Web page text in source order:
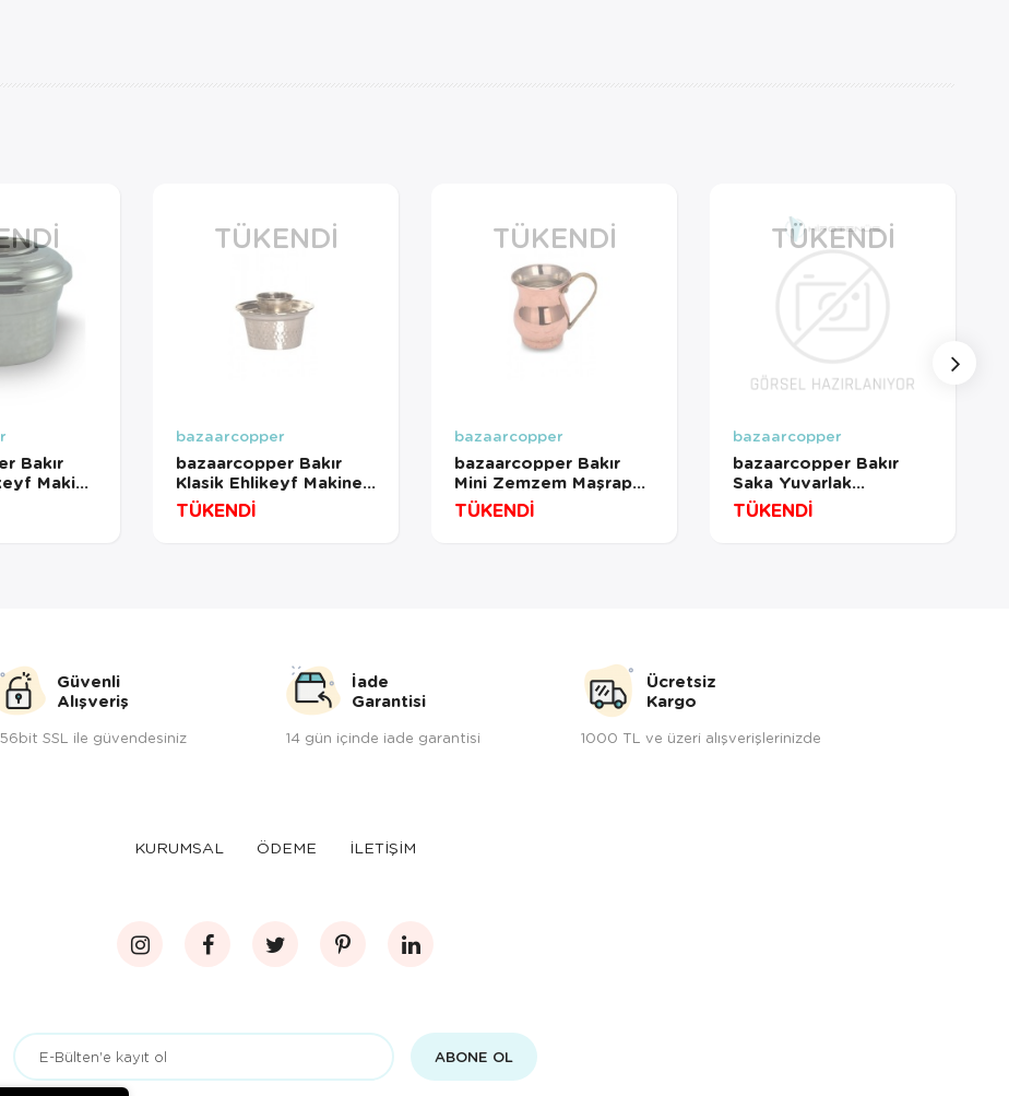
Bakır
Makine
Nikel
42
TÜKENDI
bazaarcopper
bazaarcopper Bakır
Klasik Ehlikeyf Makine
Dövme Nikel
bazaarcopper3300-2
TÜKENDİ
TÜKENDI
bazaarcopper
bazaarcopper Bakır
Mini Zemzem Maşrapa
Düz 100 Ml Kırmızı
bazaarcopper0496-1
TÜKENDİ
TÜKENDI
bazaarcopper
bazaarcopper Bakır
Saka Yuvarlak
Lokumluk 9 Cm El
Dövme 2li Takım
TÜKENDİ
Güvenli
Alışveriş
SSL ile güvendesiniz
İade
Garantisi
14 gün içinde iade garantisi
Ücretsiz
Kargo
1000 TL ve üzeri alışverişlerinizde
KURUMSAL ÖDEME İLETİŞİM
ABONE OL